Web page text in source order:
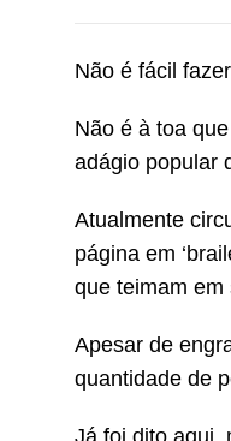
Não é fácil
Não é à toa
adágio popular
Atualmente
página em
que teimam em
Apesar de
quantidade de
Já foi dito aqui,